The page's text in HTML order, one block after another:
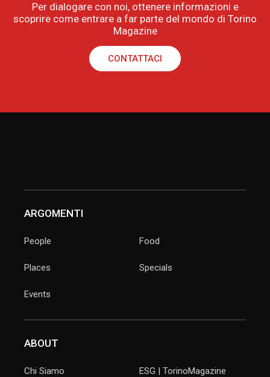
Per dialogare con noi, ottenere informazioni e
scoprire come entrare a far parte del mondo di Torino
Magazine
CONTATTACI
ARGOMENTI
People
Places
Events
Food
Specials
ABOUT
Chi Siamo ESG | TorinoMagazine